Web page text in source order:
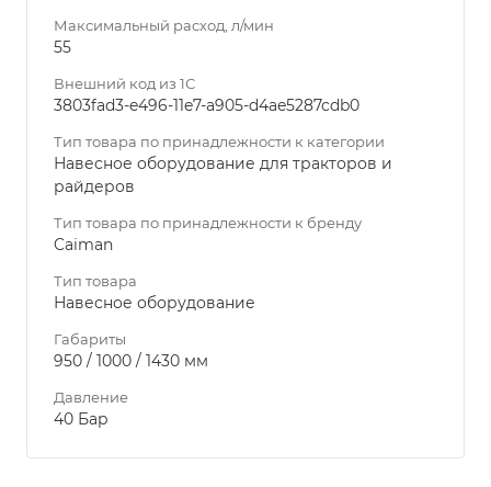
Максимальный расход, л/мин
55
Внешний код из 1С
3803fad3-e496-11e7-a905-d4ae5287cdb0
Тип товара по принадлежности к категории
Навесное оборудование для тракторов и
райдеров
Тип товара по принадлежности к бренду
Caiman
Тип товара
Навесное оборудование
Габариты
950 / 1000 / 1430 мм
Давление
40 Бар